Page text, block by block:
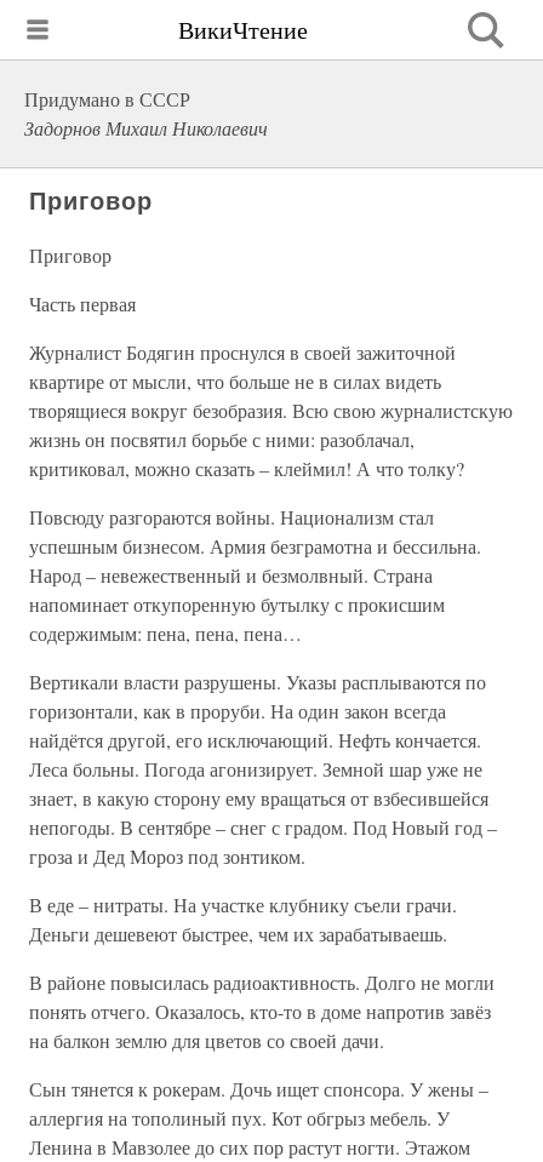
ВикиЧтение
Придумано в СССР
Задорнов Михаил Николаевич
Приговор
Приговор
Часть первая
Журналист Бодягин проснулся в своей зажиточной
квартире от мысли, что больше не в силах видеть
творящиеся вокруг безобразия. Всю свою журналистскую
жизнь он посвятил борьбе с ними: разоблачал,
критиковал, можно сказать – клеймил! А что толку?
Повсюду разгораются войны. Национализм стал
успешным бизнесом. Армия безграмотна и бессильна.
Народ – невежественный и безмолвный. Страна
напоминает откупоренную бутылку с прокисшим
содержимым: пена, пена, пена…
Вертикали власти разрушены. Указы расплываются по
горизонтали, как в проруби. На один закон всегда
найдётся другой, его исключающий. Нефть кончается.
Леса больны. Погода агонизирует. Земной шар уже не
знает, в какую сторону ему вращаться от взбесившейся
непогоды. В сентябре – снег с градом. Под Новый год –
гроза и Дед Мороз под зонтиком.
В еде – нитраты. На участке клубнику съели грачи.
Деньги дешевеют быстрее, чем их зарабатываешь.
В районе повысилась радиоактивность. Долго не могли
понять отчего. Оказалось, кто-то в доме напротив завёз
на балкон землю для цветов со своей дачи.
Сын тянется к рокерам. Дочь ищет спонсора. У жены –
аллергия на тополиный пух. Кот обгрыз мебель. У
Ленина в Мавзолее до сих пор растут ногти. Этажом